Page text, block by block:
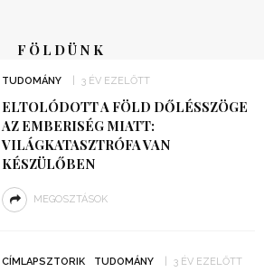
FÖLDÜNK
TUDOMÁNY 3 ÉV EZELŐTT
ELTOLÓDOTT A FÖLD DŐLÉSSZÖGE
AZ EMBERISÉG MIATT:
VILÁGKATASZTRÓFA VAN
KÉSZÜLŐBEN
MEGOSZTÁSOK
CÍMLAPSZTORIK TUDOMÁNY 3 ÉV EZELŐTT